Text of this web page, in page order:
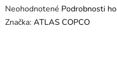
Priemerné
hodnotenie
Neohodnotené Podrobnosti
Značka: ATLAS COPCO